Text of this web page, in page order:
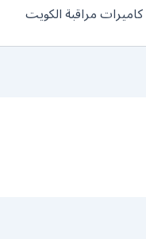
كاميرات مراقبة الكويت